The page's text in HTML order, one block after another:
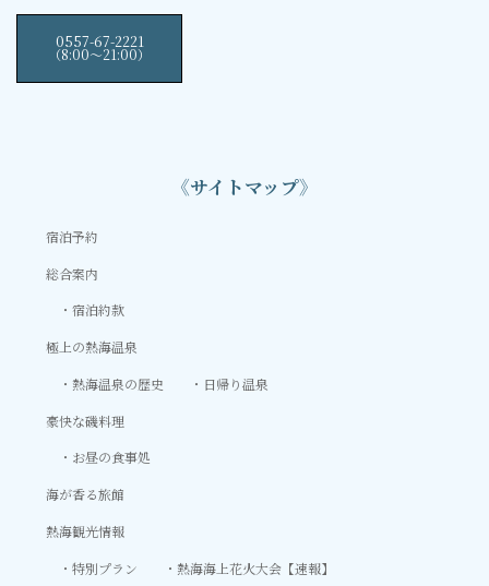
0557-67-2221
（8:00〜21:00）
《サイトマップ》
宿泊予約
総合案内
宿泊約款
極上の熱海温泉
熱海温泉の歴史
日帰り温泉
豪快な磯料理
お昼の食事処
海が香る旅館
熱海観光情報
特別プラン
熱海海上花火大会【速報】